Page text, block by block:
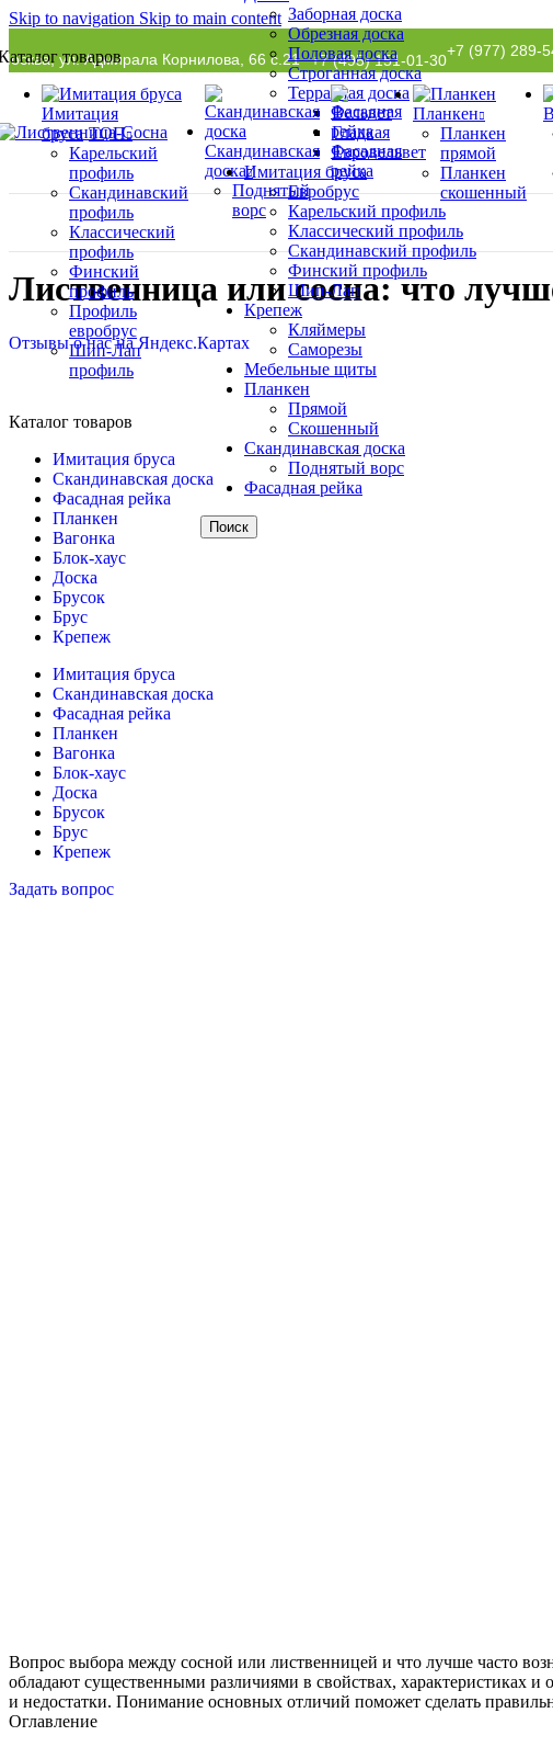
Skip to navigation Skip to main content
ул. Адмирала Корнилова, 66 с.21 +7 (495) 151-01-30
+7 (977) 289-
Заборная доска
Обрезная доска
Половая доска
Строганная доска
Террасная доска
Вельвет
Гладкая
Евровельвет
Имитация бруса
Евробрус
Карельский профиль
Классический профиль
Скандинавский профиль
Финский профиль
Шип-Лап
Крепеж
Кляймеры
Саморезы
Мебельные щиты
Планкен
Прямой
Скошенный
Скандинавская доска
Поднятый ворс
Фасадная рейка
Поиск
товаров
Имитация
бруса ТОП
Карельский
профиль
Скандинавский
профиль
Классический
профиль
Финский
профиль
Профиль
евробрус
Шип-Лап
профиль
Скандинавская
доска
Поднятый
ворс
Фасадная
рейка
Планкен
Планкен
прямой
Планкен
скошенный
Главная »Блог
Лиственница или сосна: что
Отзывы о нас на Яндекс.Картах
Каталог товаров
Имитация бруса
Скандинавская доска
Фасадная рейка
Планкен
Вагонка
Блок-хаус
Доска
Брусок
Брус
Крепеж
Имитация бруса
Скандинавская доска
Фасадная рейка
Планкен
Вагонка
Блок-хаус
Доска
Брусок
Брус
Крепеж
Задать вопрос
Вопрос выбора между сосной или лиственницей и что лучше часто
обладают существенными различиями в свойствах, характеристиках
и недостатки. Понимание основных отличий поможет сделать
Оглавление